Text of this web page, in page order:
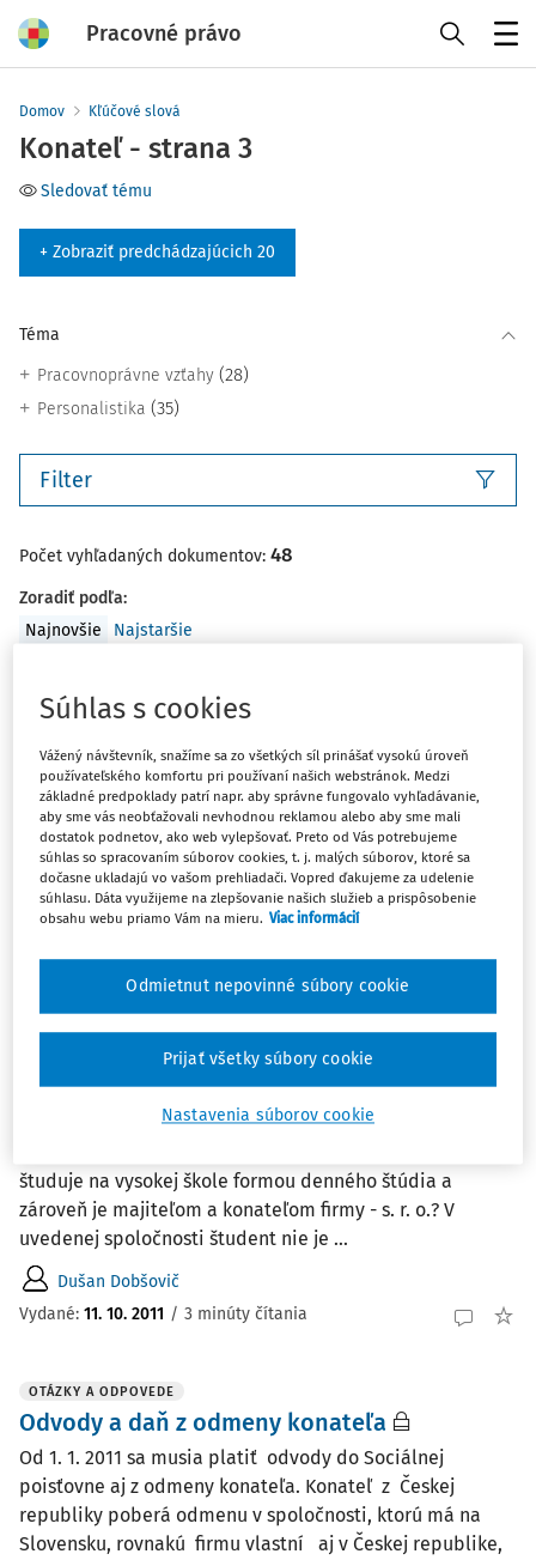
Pracovné právo
Domov Kľúčové slová
Konateľ - strana 3
Sledovať tému
+ Zobraziť predchádzajúcich 20
Téma
Pracovnoprávne vzťahy (28)
Personalistika (35)
Filter
Počet vyhľadaných dokumentov: 48
Zoradiť podľa:
Najnovšie
Najstaršie
OTÁZKY A ODPOVEDE
Podiely na zisku
Za rok 2011 bude spoločnosť vyplácať dividendy. V ako
časovom horizonte sa má riešiť poistné do zdravotnej
poisťovne z týchto vyplatených dividend? V akej výške
odvádza konateľ, spoločník a zamestnanec tejto firmy
v jednej osobe?
Dušan Dobšovič
Nárok na rodinné prídavky a daňový
bonus
Má rodič nárok na rodinné prídavky a daňový bonus na
študuje na vysokej škole formou denného štúdia a
zároveň je majiteľom a konateľom firmy - s. r. o.? V
uvedenej spoločnosti študent nie je ...
Dušan Dobšovič
Vydané: 11. 10. 2011 / 3 minúty čítania
OTÁZKY A ODPOVEDE
Odvody a daň z odmeny konateľa
Od 1. 1. 2011 sa musia platiť odvody do Sociálnej
poisťovne aj z odmeny konateľa. Konateľ z Českej
republiky poberá odmenu v spoločnosti, ktorú má na
Slovensku, rovnakú firmu vlastní aj v Českej republike,
Súhlas s cookies
Vážený návštevník, snažíme sa zo všetkých síl prinášať vysokú úroveň
používateľského komfortu pri používaní našich webstránok. Medzi
základné predpoklady patrí napr. aby správne fungovalo vyhľadávanie,
aby sme vás neobťažovali nevhodnou reklamou alebo aby sme mali
dostatok podnetov, ako web vylepšovať. Preto od Vás potrebujeme
súhlas so spracovaním súborov cookies, t. j. malých súborov, ktoré sa
dočasne ukladajú vo vašom prehliadači. Vopred ďakujeme za udelenie
súhlasu. Dáta využijeme na zlepšovanie našich služieb a prispôsobenie
obsahu webu priamo Vám na mieru. Viac informácií
Nastavenia súborov cookie
Odmietnut nepovinné súbory cookie
Prijať všetky súbory cookie